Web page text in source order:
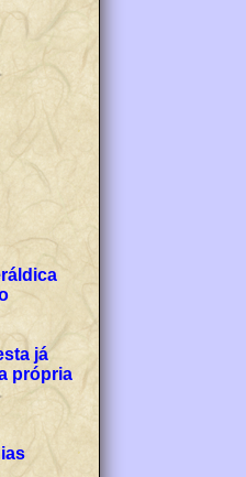
já
própria